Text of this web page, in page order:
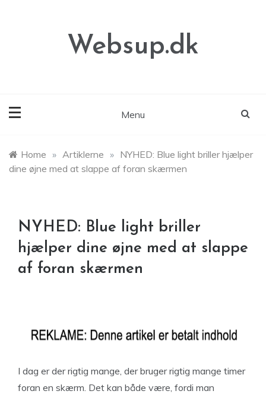
Websup.dk
Menu
Home » Artiklerne » NYHED: Blue light briller hjælper
dine øjne med at slappe af foran skærmen
NYHED: Blue light briller
hjælper dine øjne med at slappe
af foran skærmen
I dag er der rigtig mange, der bruger rigtig mange timer
foran en skærm. Det kan både være, fordi man